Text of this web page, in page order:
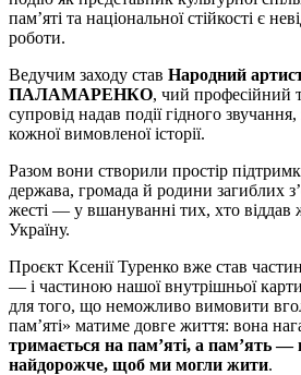
пам’яті та національної стійкості є
роботи.
Ведучим заходу став Народний
ПАЛАМАРЕНКО, чий професійний
супровід надав події гідного
кожної вимовленої історії.
Разом вони створили простір
держава, громада й родини загиблих
жесті — у вшануванні тих, хто віддав
Україну.
Проєкт Ксенії Туренко вже став
— і частиною нашої внутрішньої
для того, що неможливо вимовити
пам’яті» матиме довге життя: вона
тримається на пам’яті, а пам’ять —
найдорожче, щоб ми могли жити.